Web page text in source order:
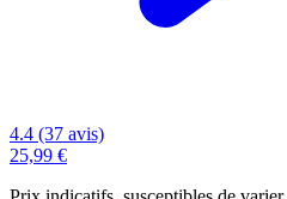
4.4 (37 avis)
25,99 €